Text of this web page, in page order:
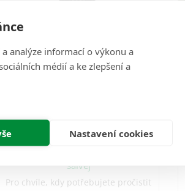
analýze informací o výkonu a
médií a ke zlepšení a
Nastavení cookies
šalvěj
Pro chvíle, kdy potřebujete pročistit